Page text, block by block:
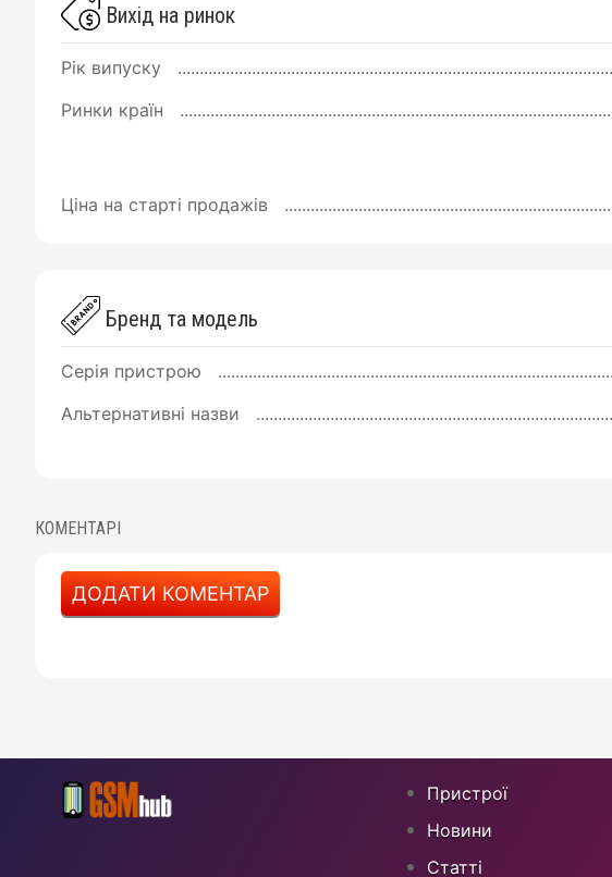
Вихід на ринок
Рік випуску
Ринки країн
Ціна на старті продажів
Бренд та модель
Серія пристрою
Альтернативні назви
КОМЕНТАРІ
ДОДАТИ КОМЕНТАР
Пристрої
Новини
Статті